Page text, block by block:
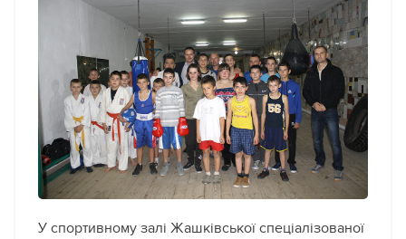
У спортивному залі Жашківської спеціалізованої